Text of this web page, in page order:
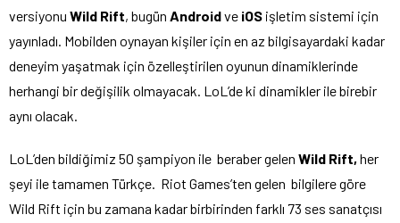
versiyonu Wild Rift, bugün Androidve iOS işletim sistemi için
yayınladı. Mobilden oynayan kişiler için en az bilgisayardaki kadar
deneyim yaşatmak için özelleştirilen oyunun dinamiklerinde
herhangi bir değişilik olmayacak. LoL’de ki dinamikler ile birebir
aynı olacak.
LoL’den bildiğimiz 50 şampiyon ile beraber gelen Wild Rift, her
şeyi ile tamamen Türkçe. Riot Games’ten gelen bilgilere göre
Wild Rift için bu zamana kadar birbirinden farklı 73 ses sanatçısı